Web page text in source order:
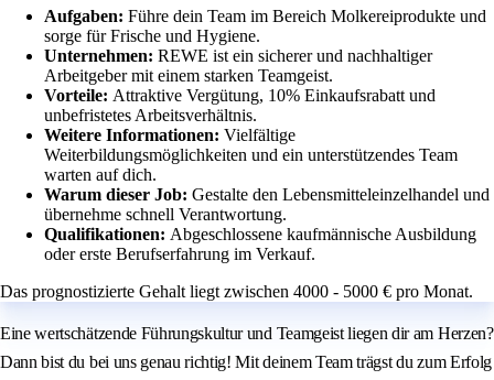
Aufgaben: Führe dein Team im Bereich Molkereiprodukte und
sorge für Frische und Hygiene.
Unternehmen: REWE ist ein sicherer und nachhaltiger
Arbeitgeber mit einem starken Teamgeist.
Vorteile: Attraktive Vergütung, 10% Einkaufsrabatt und
unbefristetes Arbeitsverhältnis.
Weitere Informationen: Vielfältige
Weiterbildungsmöglichkeiten und ein unterstützendes Team
warten auf dich.
Warum dieser Job: Gestalte den Lebensmitteleinzelhandel und
übernehme schnell Verantwortung.
Qualifikationen: Abgeschlossene kaufmännische Ausbildung
oder erste Berufserfahrung im Verkauf.
Das prognostizierte Gehalt liegt zwischen 4000 - 5000 € pro Monat.
Eine wertschätzende Führungskultur und Teamgeist liegen dir am Herzen?
Dann bist du bei uns genau richtig! Mit deinem Team trägst du zum Erfolg